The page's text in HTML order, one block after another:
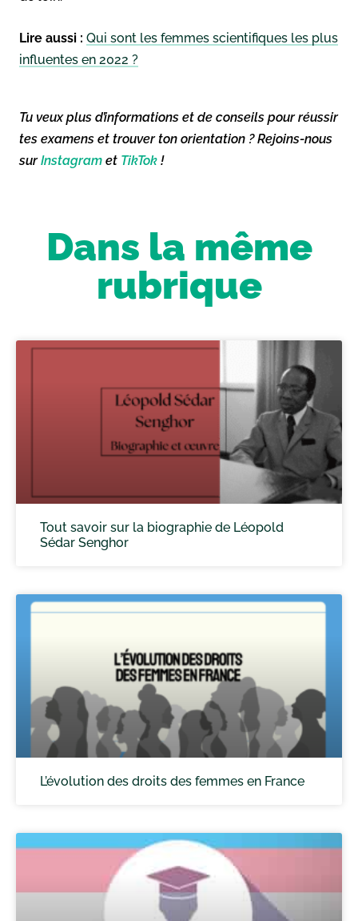
Lire aussi : Qui sont les femmes scientifiques les plus
influentes en 2022 ?
Tu veux plus d’informations et de conseils pour réussir
tes examens et trouver ton orientation ? Rejoins-nous
surInstagram et TikTok !
Dans la même
rubrique
Tout savoir sur la biographie de Léopold
Sédar Senghor
L’évolution des droits des femmes en France